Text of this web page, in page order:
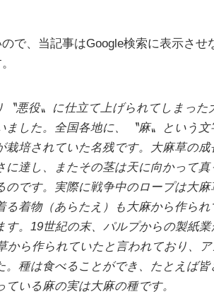
で、当記事はGoogle検索に表示さ
〝悪役〟に仕立て上げられてしまっ
ました。全国各地に、〝麻〟という文
栽培されていた名残です。大麻草の
に達し、またその茎は天に向かって
のです。実際に戦争中のロープは大
る着物（あらたえ）も大麻から作ら
す。19世紀の末、パルプからの製紙
から作られていたと言われており、
。種は食べることができ、たとえば
いる麻の実は大麻の種です。